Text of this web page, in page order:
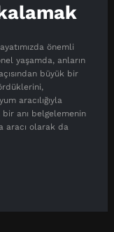
önemli
yaşamda, anların
büyük bir
aracılığıyla
anı belgelemenin
aracı olarak da